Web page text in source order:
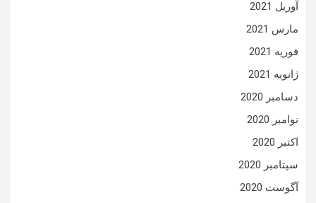
آوریل 2021
مارس 2021
فوریه 2021
ژانویه 2021
دسامبر 2020
نوامبر 2020
اکتبر 2020
سپتامبر 2020
آگوست 2020